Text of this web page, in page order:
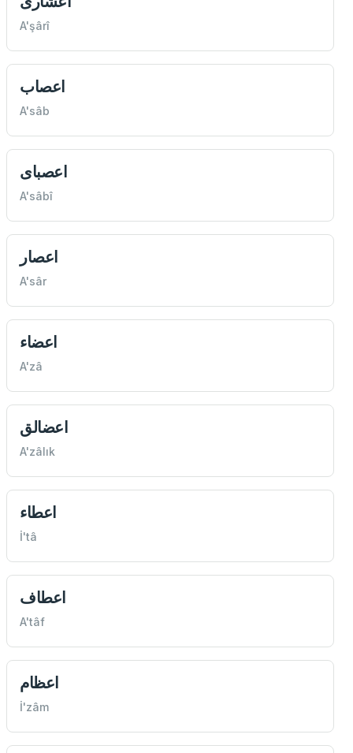
A'şârî
اعصاب
A'sâb
اعصبای
A'sâbî
اعصار
A'sâr
اعضاء
A'zâ
اعضالق
A'zâlık
اعطاء
İ'tâ
اعطاف
A'tâf
اعظام
İ'zâm